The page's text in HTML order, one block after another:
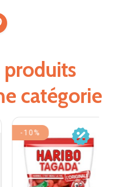
produits
catégorie
-10%